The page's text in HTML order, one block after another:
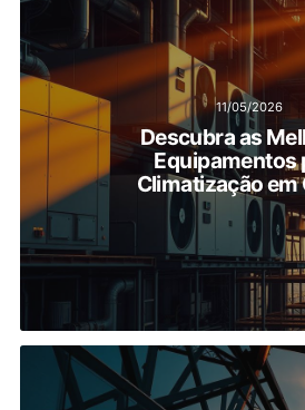
11/05/2026
Descubra as
Equipamentos
Climatização em